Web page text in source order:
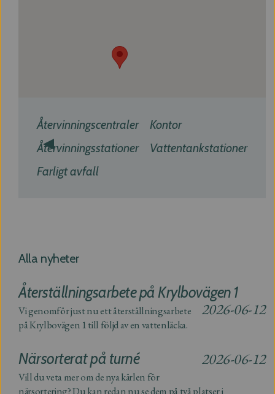
Återvinningscentraler
Återvinningsstationer
Farligt avfall
Kontor
Vattentankstationer
Alla nyheter
Återställningsarbete på Krylbovägen 1
2026-06-12
Vi genomför just nu ett återställningsarbete
på Krylbovägen 1 till följd av en vattenläcka.
Närsorterat på turné 2026-06-12
Vill du veta mer om de nya kärlen för
närsortering? Du kan redan nu se dem på två platser i